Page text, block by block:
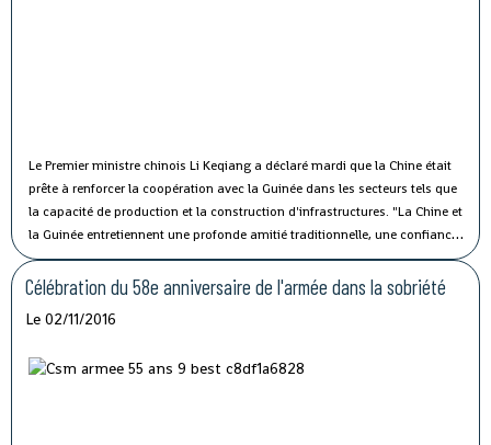
Le Premier ministre chinois Li Keqiang a déclaré mardi que la Chine était
prête à renforcer la coopération avec la Guinée dans les secteurs tels que
la capacité de production et la construction d'infrastructures. "La Chine et
la Guinée entretiennent une profonde amitié traditionnelle, une confiance
politique solide et une coopération fructueuse", a affirmé M. Li lors de sa
rencontre avec le président guinéen Alpha Condé à Beijing.
Célébration du 58e anniversaire de l'armée dans la sobriété
Le 02/11/2016